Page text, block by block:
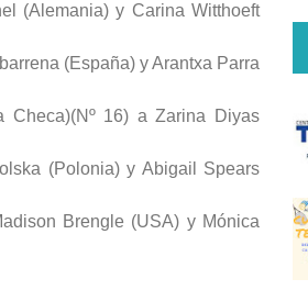
(Alemania) y Carina Witthoeft
(España) y Arantxa Parra
Checa)(Nº 16) a Zarina Diyas
(Polonia) y Abigail Spears
Brengle (USA) y Mónica